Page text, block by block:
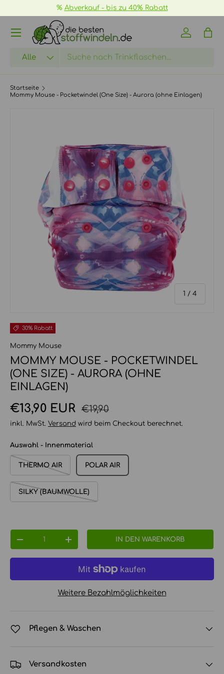
DIREKT ZUM INHALT
bis zu 40% Rabatt 📦GRATIS Versand
Suchen
Alle
Einloggen
Startseite
Mommy Mouse - Pocketwindel (One Size) - Aurora (ohne Einlagen)
1 / von
4
30% Rabatt
Mommy Mouse
MOMMY MOUSE - POCKETWINDEL
(ONE SIZE) - AURORA (OHNE
EINLAGEN)
Verkaufspreis
€13,90 EUR Normaler Preis
€19,90
inkl. MwSt. Versand wird beim Checkout berechnet.
Auswahl - Innenmaterial
THERMO AIR POLAR AIR
SILKY (BAUMWOLLE)
MENGE VERRINGERNMENGE ERHÖHENIN DEN WARENKORB
Weitere Bezahlmöglichkeiten
Pflegen & Waschen
Versandkosten